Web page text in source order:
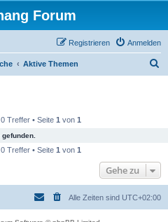
Forum
Anmelden
Registrieren
Aktive Themen
Treffer • Seite 1 von 1
Treffer • Seite 1 von 1
Gehe zu
Alle Zeiten sind UTC+02:00